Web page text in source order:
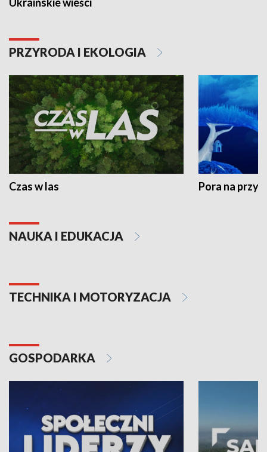
Ukraińskie wieści
PRZYRODA I EKOLOGIA
Czas w las Pora na
NAUKA I EDUKACJA
TECHNIKA I MOTORYZACJA
GOSPODARKA